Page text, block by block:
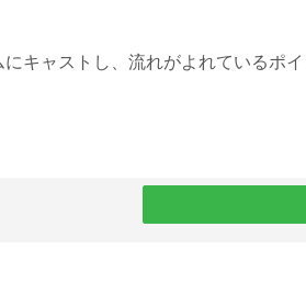
キャストし、流れがよれているポ